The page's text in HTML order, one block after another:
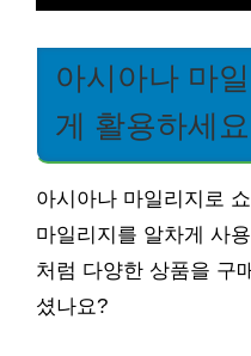
아시아나 마
게 활용하세요
아시아나 마일리지로
마일리지를 알차게 사
처럼 다양한 상품을 구
셨나요?